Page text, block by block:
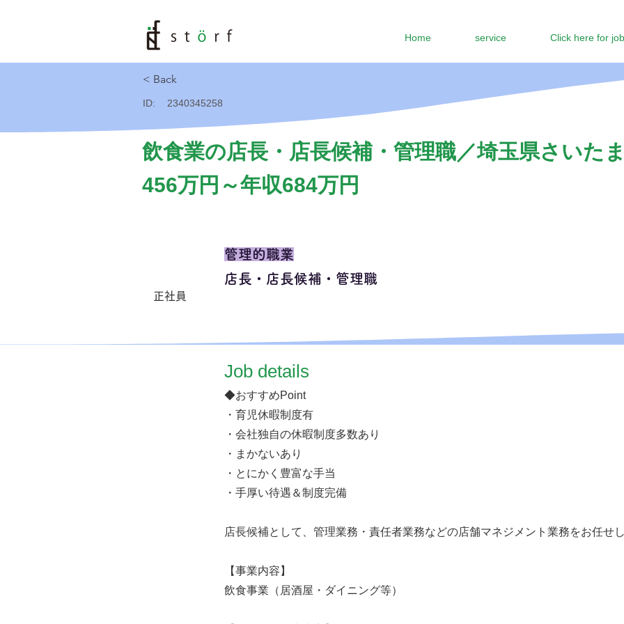
Home service Click here for
< Back
ID: 2340345258
飲食業の店長・店長候補・管理職／埼玉県さいた
456万円～年収684万円
正社員
管理的職業
店長・店長候補・管理職
​Job details
◆おすすめPoint
・育児休暇制度有
・会社独自の休暇制度多数あり
・まかないあり
・とにかく豊富な手当
・手厚い待遇＆制度完備
店長候補として、管理業務・責任者業務などの店舗マネジメント業務をお任せ
【事業内容】
飲食事業（居酒屋・ダイニング等）